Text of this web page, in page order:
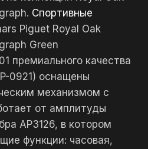
Спортивные
Piguet Royal Oak
Green
премиального качества
0921) оснащены
механизмом с
от амплитуды
AP3126, в котором
функции: часовая,